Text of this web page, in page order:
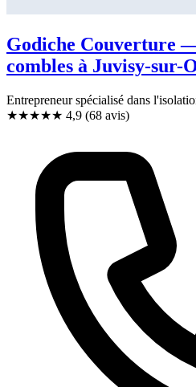
Godiche Couverture
combles à Juvisy-sur-
Entrepreneur spécialisé dans
★★★★★ 4,9 (68 avis)